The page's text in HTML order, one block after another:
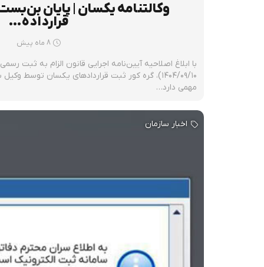
وکالتنامه یکسان | پایان
قرارداده…
8 ماه پیش
با ابلاغ اصلاحیه آیین‌نامه اجرایی قانون الزام به ثبت
۱۴۰۴/۰۹/۱۰)، گره کور ثبت قراردادهای یکسان توسط
مهمی دارد…
اخبار سازمان